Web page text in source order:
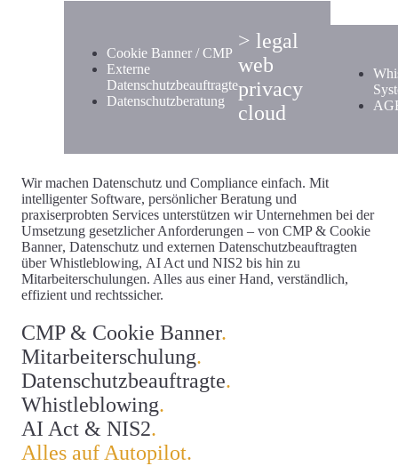
Cookie Banner / CMP
Externe
Datenschutzbeauftragte
Datenschutzberatung
> legal
web
privacy
cloud
Wir machen Datenschutz und Compliance einfach. Mit
intelligenter Software, persönlicher Beratung und
praxiserprobten Services unterstützen wir Unternehmen bei der
Umsetzung gesetzlicher Anforderungen – von CMP & Cookie
Banner, Datenschutz und externen Datenschutzbeauftragten
überWhistleblowing, AI Actund NIS2 bis hin zu
Mitarbeiterschulungen. Alles aus einer Hand, verständlich,
effizient und rechtssicher.
CMP & Cookie Banner.
Mitarbeiterschulung.
Datenschutzbeauftragte.
Whistleblowing.
AI Act & NIS2.
Alles auf Autopilot.